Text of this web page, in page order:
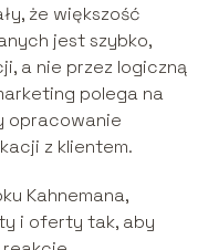
że większość
jest szybko,
a nie przez logiczną
polega na
opracowanie
z klientem.
Kahnemana,
i oferty tak, aby